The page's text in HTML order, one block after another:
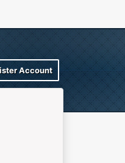
Account